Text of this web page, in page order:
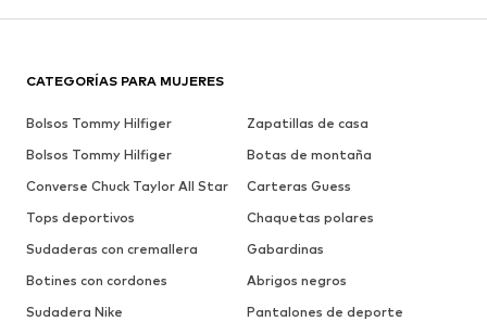
CATEGORÍAS PARA MUJERES
Bolsos Tommy Hilfiger
Zapatillas de casa
Bolsos Tommy Hilfiger
Botas de montaña
Converse Chuck Taylor All Star
Carteras Guess
Tops deportivos
Chaquetas polares
Sudaderas con cremallera
Gabardinas
Botines con cordones
Abrigos negros
Sudadera Nike
Pantalones de deporte